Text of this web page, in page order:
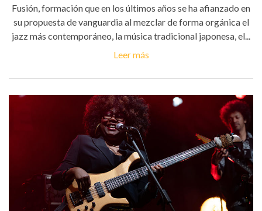
Fusión, formación que en los últimos años se ha afianzado en
su propuesta de vanguardia al mezclar de forma orgánica el
jazz más contemporáneo, la música tradicional japonesa, el...
Leer más